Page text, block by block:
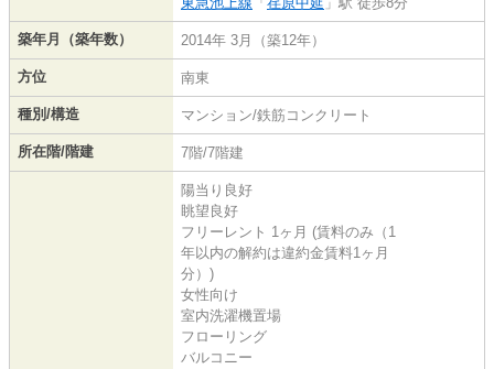
築年月（築年数） 2014年 3月（築12年）
方位 南東
種別/構造 マンション/鉄筋コンクリート
所在階/階建 7階/7階建
陽当り良好
眺望良好
フリーレント 1ヶ月 (賃料のみ（1
年以内の解約は違約金賃料1ヶ月
分）)
女性向け
室内洗濯機置場
フローリング
バルコニー